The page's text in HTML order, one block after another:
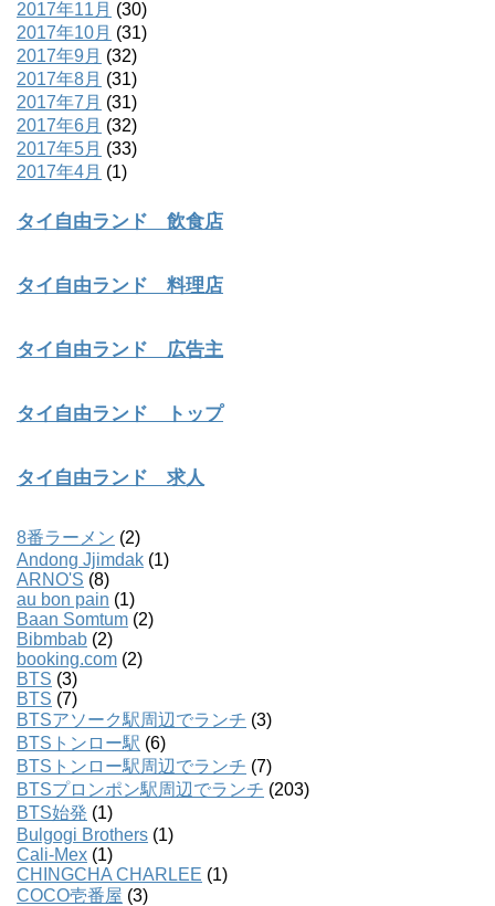
2017年11月 (30)
2017年10月 (31)
2017年9月 (32)
2017年8月 (31)
2017年7月 (31)
2017年6月 (32)
2017年5月 (33)
2017年4月 (1)
タイ自由ランド 飲食店
タイ自由ランド 料理店
タイ自由ランド 広告主
タイ自由ランド トップ
タイ自由ランド 求人
8番ラーメン (2)
Andong Jjimdak (1)
ARNO'S (8)
au bon pain (1)
Baan Somtum (2)
Bibmbab (2)
booking.com (2)
BTS (3)
BTS (7)
BTSアソーク駅周辺でランチ (3)
BTSトンロー駅 (6)
BTSトンロー駅周辺でランチ (7)
BTSプロンポン駅周辺でランチ (203)
BTS始発 (1)
Bulgogi Brothers (1)
Cali-Mex (1)
CHINGCHA CHARLEE (1)
COCO壱番屋 (3)